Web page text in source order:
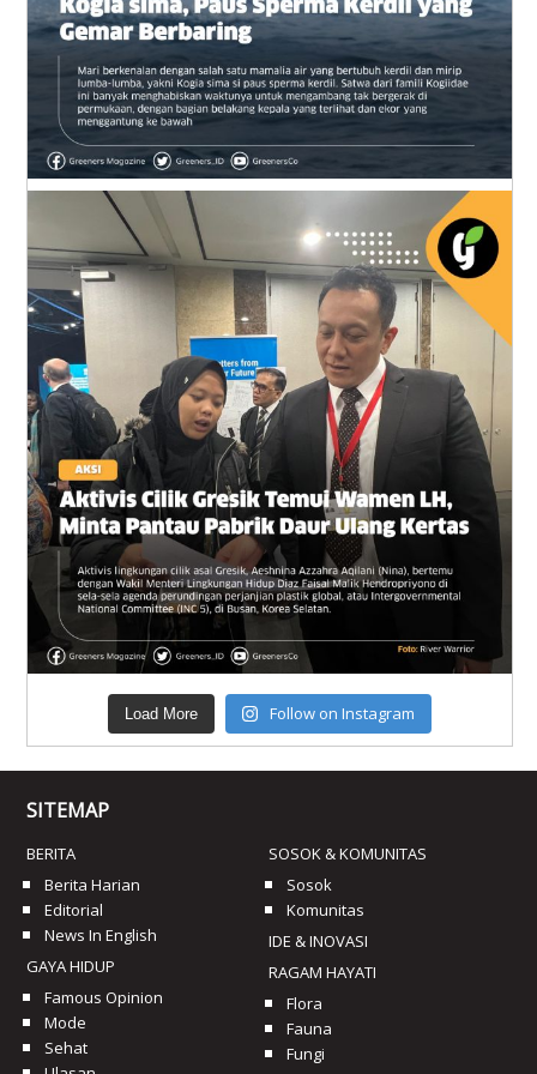
Load More Follow on Instagram
SITEMAP
BERITA
Berita Harian
Editorial
News In English
GAYA HIDUP
Famous Opinion
Mode
Sehat
SOSOK & KOMUNITAS
Sosok
Komunitas
IDE & INOVASI
RAGAM HAYATI
Flora
Fauna
Fungi